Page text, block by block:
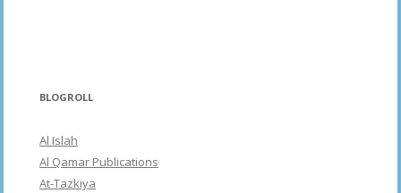
BLOGROLL
Al Islah
Al Qamar Publications
At-Tazkiya